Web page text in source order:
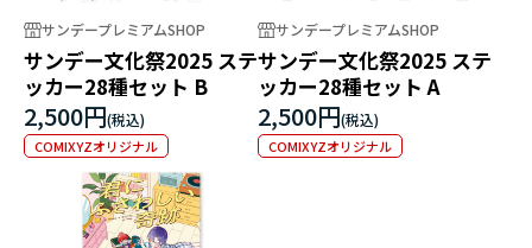
サンデープレミアムSHOP
サンデー文化祭2025 ステ
ッカー28種セット B
2,500円
COMIXYZオリジナル
サンデープレミアムSHOP
サンデー文化祭2025 ステ
ッカー28種セット A
2,500円
COMIXYZオリジナル